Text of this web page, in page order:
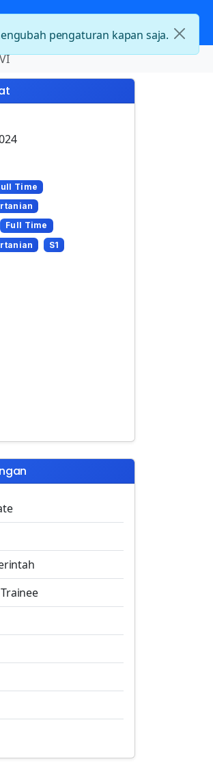
Time
Full Time
S1
pengaturan kapan saja.